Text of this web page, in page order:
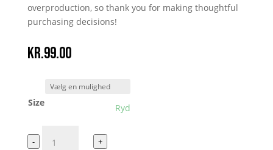
overproduction, so thank you for making thoughtful
purchasing decisions!
kr.99.00
Size Ryd
Ja
jeg
- +